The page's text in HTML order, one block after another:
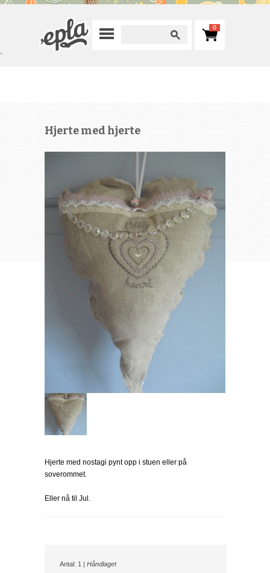
0
`
Hjerte med hjerte
Hjerte med nostagi pynt opp i stuen eller på
soverommet.
Eller nå til Jul.
Antal: 1 | Håndlaget